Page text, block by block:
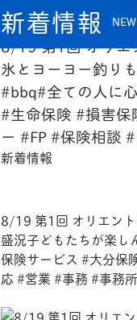
新着情報
2023.08.29
8/19 第1回 オリエ
氷とヨーヨー釣り
#bbq#全ての人に
#生命保険 #損害
ー #FP #保険相談
新着情報
8/19 第1回 オリエン
盛況子どもたちが楽
保険サービス #大分保
応 #営業 #事務 #事務